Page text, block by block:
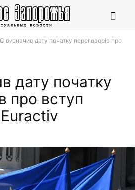
визначив дату початку переговорів про
дату початку
про вступ